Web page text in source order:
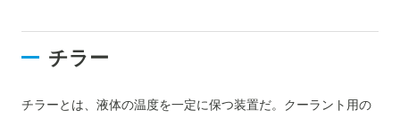
チラー
チラーとは、液体の温度を一定に保つ装置だ。クーラント用の